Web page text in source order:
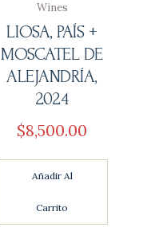
Wines
LIOSA, PAÍS +
MOSCATEL DE
ALEJANDRÍA,
2024
$8,500 00
Añadir Al
Carrito